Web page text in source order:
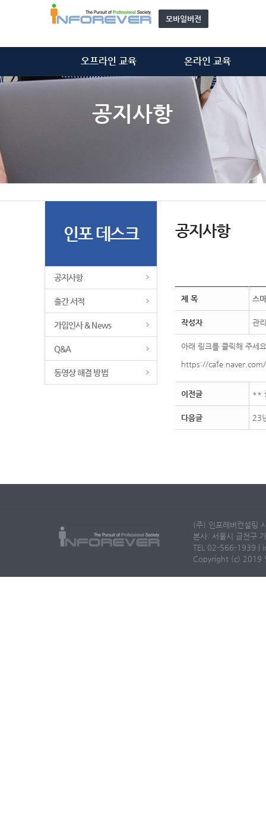
모바일버전
오프라인 교육
정보시스템감리사
ISMS-P 심사원
온라인 교육
정보처리기술사
정보시스템감리사
ISMS-P 심사원
개인정보관리사(CPPG)
기타 동영상
공지사항
인포 데스크
공지사항
출간 서적
가입인사 & News
Q&A
동영상 해결 방법
공지사항
제 목 스
작성자 관
아래 링크를 클릭해 주세
https://
이전글 **
다음글 23
(주) 인포레버컨설팅
본사: 서울시 금천구
TEL 02-566-1939 |
Copyright (c) 2019